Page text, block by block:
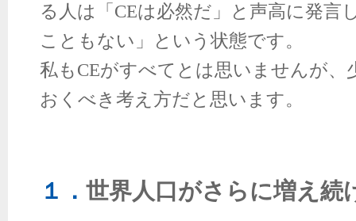
る人は「 CEは必然だ」と声高に発言
こともない」という状態です。
私もCEがすべてとは思いませんが、
おくべき考え方だと思います。
１． 世界人口がさらに増え続